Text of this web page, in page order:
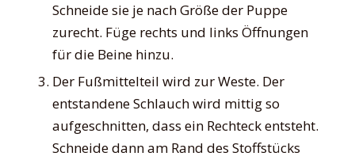
Schneide sie je nach Größe der Puppe
zurecht. Füge rechts und links Öffnungen
für die Beine hinzu.
Der Fußmittelteil wird zur Weste. Der
entstandene Schlauch wird mittig so
aufgeschnitten, dass ein Rechteck entsteht.
Schneide dann am Rand des Stoffstücks